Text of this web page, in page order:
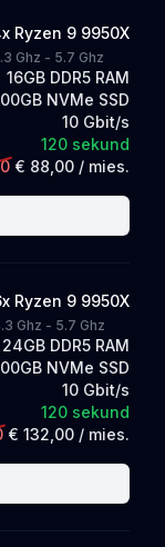
x Ryzen 9 9950X
Ghz - 5.7 Ghz
16GB DDR5 RAM
NVMe SSD
10 Gbit/s
120 sekund
€ 88,00 / mies.
x Ryzen 9 9950X
Ghz - 5.7 Ghz
24GB DDR5 RAM
NVMe SSD
10 Gbit/s
120 sekund
€ 132,00 / mies.